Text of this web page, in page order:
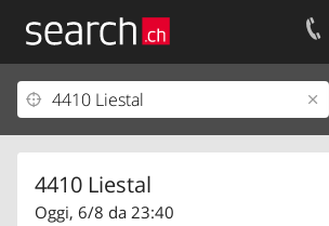
4410 Liestal
Oggi, 6/8 da 23:40
Il vostro profolio
Area clienti
Informazioni Legali